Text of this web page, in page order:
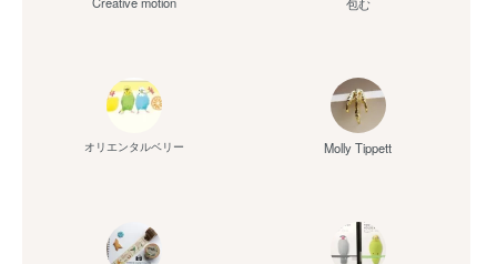
オリエンタルベリー Molly Tippett